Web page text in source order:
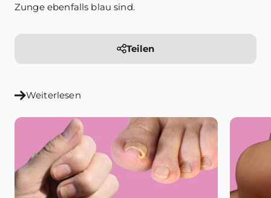
Zunge ebenfalls blau sind.
Teilen
Weiterlesen